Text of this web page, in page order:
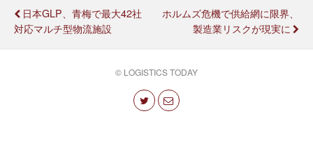
日本GLP、青梅で最大42社
対応マルチ型物流施設
ホルムズ危機で供給網に限界、
製造業リスクが現実に
© LOGISTICS TODAY